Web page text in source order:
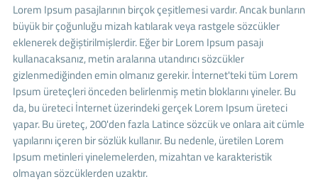
Lorem Ipsum pasajlarının birçok çeşitlemesi vardır. Ancak bunların
büyük bir çoğunluğu mizah katılarak veya rastgele sözcükler
eklenerek değiştirilmişlerdir. Eğer bir Lorem Ipsum pasajı
kullanacaksanız, metin aralarına utandırıcı sözcükler
gizlenmediğinden emin olmanız gerekir. İnternet'teki tüm Lorem
Ipsum üreteçleri önceden belirlenmiş metin bloklarını yineler. Bu
da, bu üreteci İnternet üzerindeki gerçek Lorem Ipsum üreteci
yapar. Bu üreteç, 200'den fazla Latince sözcük ve onlara ait cümle
yapılarını içeren bir sözlük kullanır. Bu nedenle, üretilen Lorem
Ipsum metinleri yinelemelerden, mizahtan ve karakteristik
olmayan sözcüklerden uzaktır.